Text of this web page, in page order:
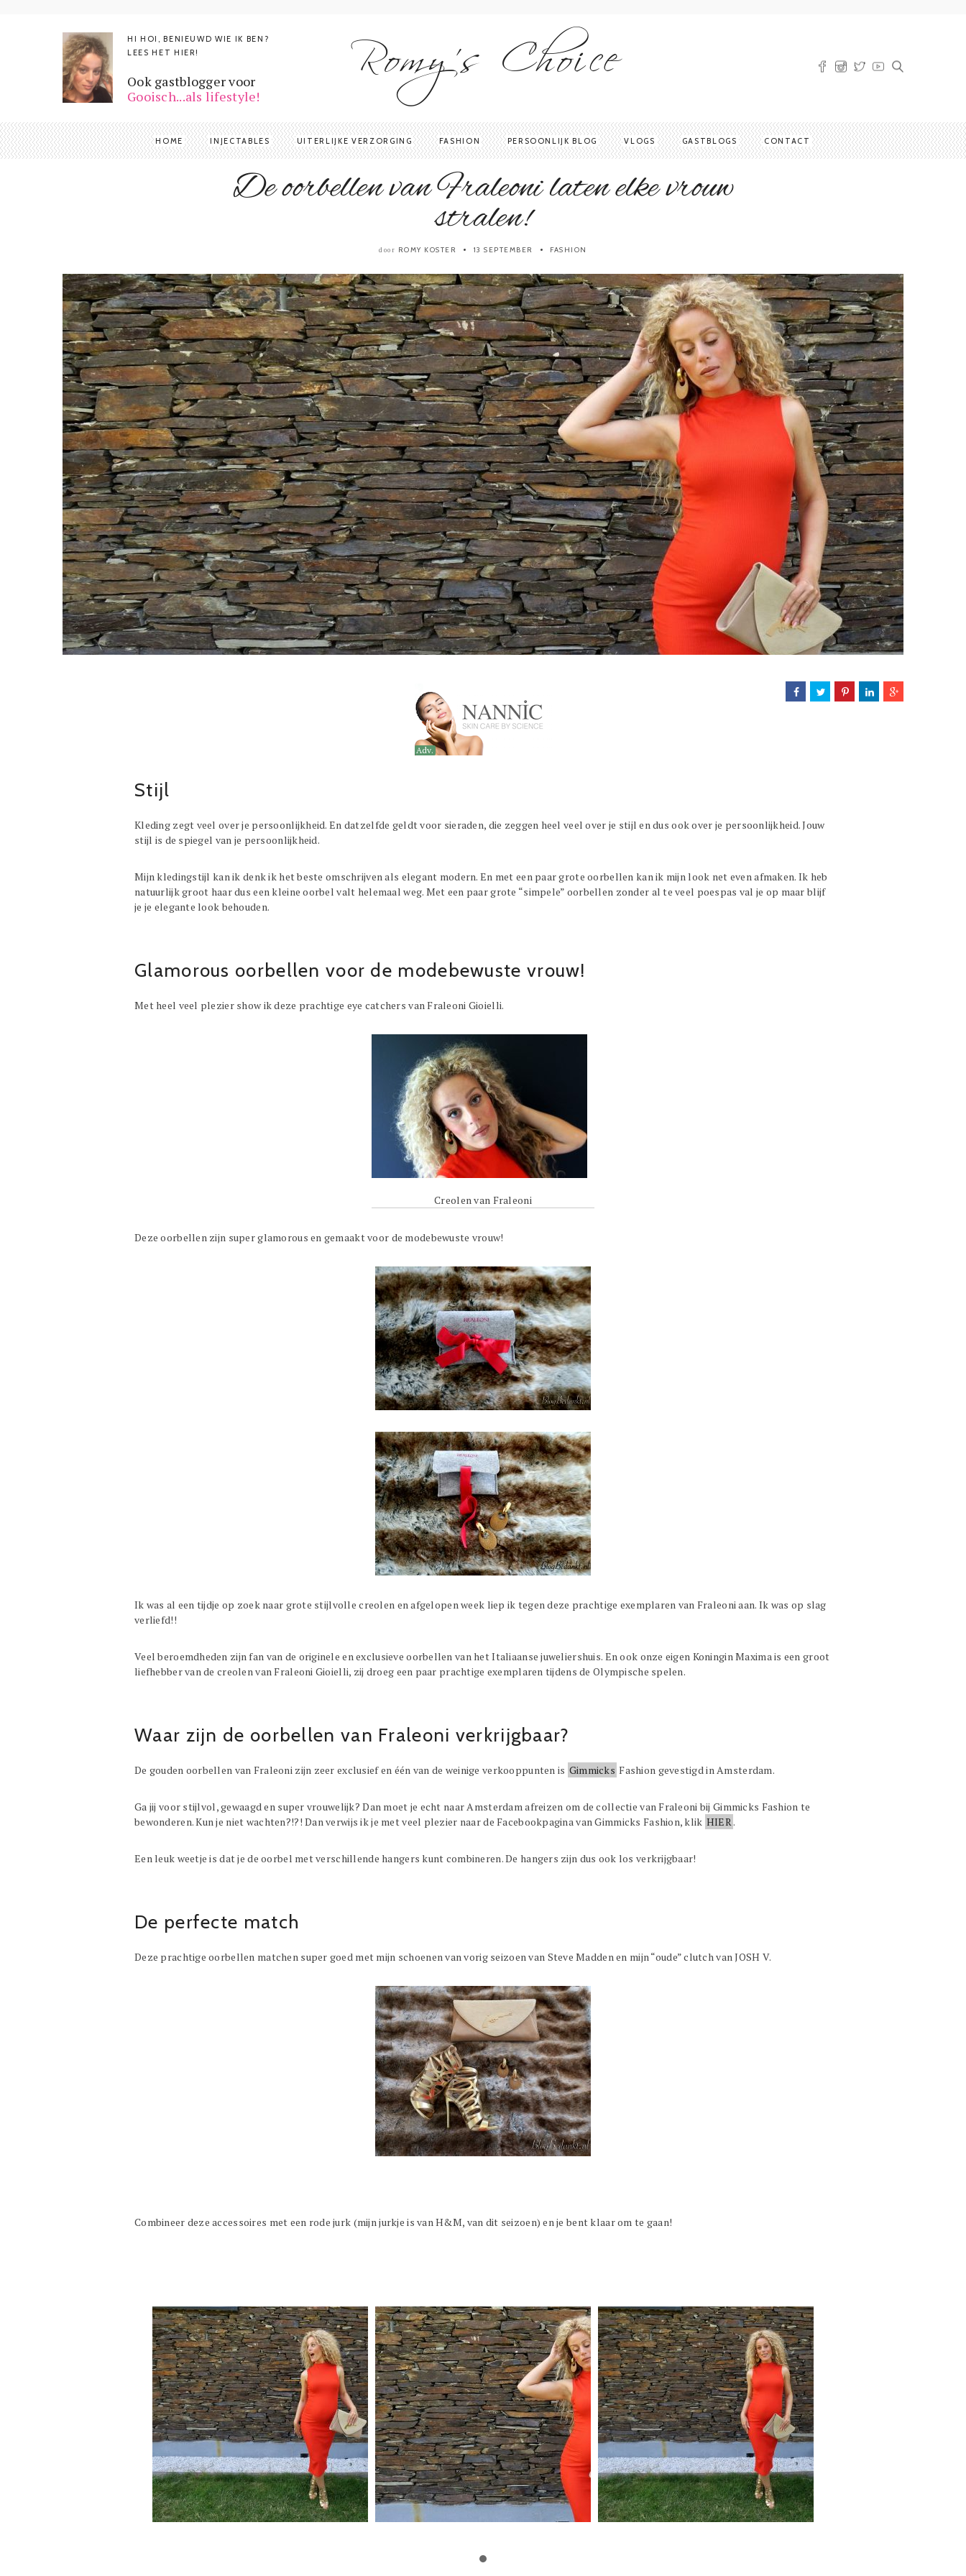
HI HOI, BENIEUWD WIE IK BEN?
LEES HET HIER!
Ook gastblogger voor
Gooisch...als lifestyle!
Romy's Choice
HOME INJECTABLES UITERLIJKE VERZORGING FASHION PERSOONLIJK BLOG VLOGS GASTBLOGS CONTACT
De oorbellen van Fraleoni laten elke vrouw
stralen!
door ROMY KOSTER 13 SEPTEMBER FASHION
Adv.
Stijl
Kleding zegt veel over je persoonlijkheid. En datzelfde geldt voor sieraden, die zeggen heel veel over je stijl en dus ook over je persoonlijkheid. Jouw
stijl is de spiegel van je persoonlijkheid.
Mijn kledingstijl kan ik denk ik het beste omschrijven als elegant modern. En met een paar grote oorbellen kan ik mijn look net even afmaken. Ik heb
natuurlijk groot haar dus een kleine oorbel valt helemaal weg. Met een paar grote “simpele” oorbellen zonder al te veel poespas val je op maar blijf
je je elegante look behouden.
Glamorous oorbellen voor de modebewuste vrouw!
Met heel veel plezier show ik deze prachtige eye catchers van Fraleoni Gioielli.
Creolen van Fraleoni
Deze oorbellen zijn super glamorous en gemaakt voor de modebewuste vrouw!
Ik was al een tijdje op zoek naar grote stijlvolle creolen en afgelopen week liep ik tegen deze prachtige exemplaren van Fraleoni aan. Ik was op slag
verliefd!!
Veel beroemdheden zijn fan van de originele en exclusieve oorbellen van het Italiaanse juweliershuis. En ook onze eigen Koningin Maxima is een groot
liefhebber van de creolen van Fraleoni Gioielli, zij droeg een paar prachtige exemplaren tijdens de Olympische spelen.
Waar zijn de oorbellen van Fraleoni verkrijgbaar?
De gouden oorbellen van Fraleoni zijn zeer exclusief en één van de weinige verkooppunten is Gimmicks Fashion gevestigd in Amsterdam.
Ga jij voor stijlvol, gewaagd en super vrouwelijk? Dan moet je echt naar Amsterdam afreizen om de collectie van Fraleoni bij Gimmicks Fashion te
bewonderen. Kun je niet wachten?!?! Dan verwijs ik je met veel plezier naar de Facebookpagina van Gimmicks Fashion, klik HIER.
Een leuk weetje is dat je de oorbel met verschillende hangers kunt combineren. De hangers zijn dus ook los verkrijgbaar!
De perfecte match
Deze prachtige oorbellen matchen super goed met mijn schoenen van vorig seizoen van Steve Madden en mijn “oude” clutch van JOSH V.
Combineer deze accessoires met een rode jurk (mijn jurkje is van H&M, van dit seizoen) en je bent klaar om te gaan!